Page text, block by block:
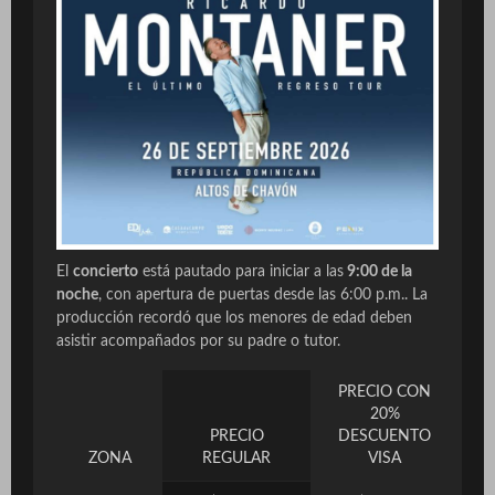
El concierto está pautado para iniciar a las 9:00 de la
noche, con apertura de puertas desde las 6:00 p.m.. La
producción recordó que los menores de edad deben
asistir acompañados por su padre o tutor.
ZONA
PRECIO
REGULAR
PRECIO CON
20%
DESCUENTO
VISA